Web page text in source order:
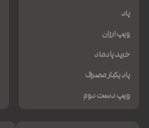
پاد
ویپ ارزان
خرید پادماد
پاد یکبار مصرف
ویپ دست دوم